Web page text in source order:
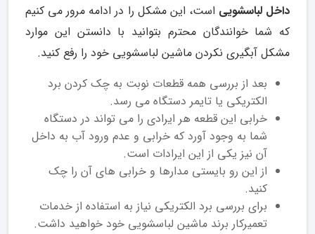
داخل لباسشویی است، این مشکل را در ادامه مرور می کنیم
که شما خوانندگان محترم بتوانید با دانستن این موارد
مشکل آبگیری نکردن ماشین لباسشویی خود را رفع کنید.
بعد از بررسی همه قطعات نوبت به چک کردن برد
الکتریکی یا تایمر دستگاه می رسد.
خرابی این قطعه هر ایرادی را می تواند در دستگاه
شما به وجود آورد که خرابی و عدم ورود آب به داخل
آن نیز یکی از این ایرادات است.
از این رو بایستی مدارها و خرابی های آن را چک
کنید.
برای بررسی برد الکتریکی نیاز به استفاده از خدمات
تعمیرکار برند ماشین لباسشویی خود خواهید داشت.